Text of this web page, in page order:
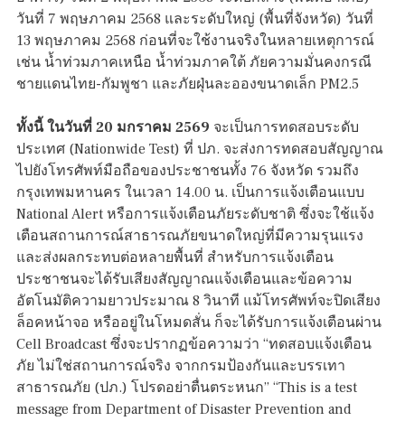
วันที่ 7 พฤษภาคม 2568 และระดับใหญ่ (พื้นที่จังหวัด) วันที่
13 พฤษภาคม 2568 ก่อนที่จะใช้งานจริงในหลายเหตุการณ์
เช่น น้ำท่วมภาคเหนือ น้ำท่วมภาคใต้ ภัยความมั่นคงกรณี
ชายแดนไทย-กัมพูชา และภัยฝุ่นละอองขนาดเล็ก PM2.5
ทั้งนี้ ในวันที่ 20 มกราคม 2569 จะเป็นการทดสอบระดับ
ประเทศ (Nationwide Test) ที่ ปภ. จะส่งการทดสอบสัญญาณ
ไปยังโทรศัพท์มือถือของประชาชนทั้ง 76 จังหวัด รวมถึง
กรุงเทพมหานคร ในเวลา 14.00 น. เป็นการแจ้งเตือนแบบ
National Alert หรือการแจ้งเตือนภัยระดับชาติ ซึ่งจะใช้แจ้ง
เตือนสถานการณ์สาธารณภัยขนาดใหญ่ที่มีความรุนแรง
และส่งผลกระทบต่อหลายพื้นที่ สำหรับการแจ้งเตือน
ประชาชนจะได้รับเสียงสัญญาณแจ้งเตือนและข้อความ
อัตโนมัติความยาวประมาณ 8 วินาที แม้โทรศัพท์จะปิดเสียง
ล็อคหน้าจอ หรืออยู่ในโหมดสั่น ก็จะได้รับการแจ้งเตือนผ่าน
Cell Broadcast ซึ่งจะปรากฏข้อความว่า “ทดสอบแจ้งเตือน
ภัย ไม่ใช่สถานการณ์จริง จากกรมป้องกันและบรรเทา
สาธารณภัย (ปภ.) โปรดอย่าตื่นตระหนก” “This is a test
message from Department of Disaster Prevention and